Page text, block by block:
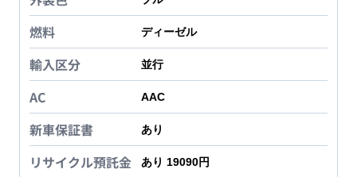
燃料 ディーゼル
輸入区分 並行
AC AAC
新車保証書 あり
リサイクル預託金 あり 19090円